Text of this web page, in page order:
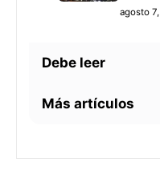
agosto
Debe leer
Más artículos